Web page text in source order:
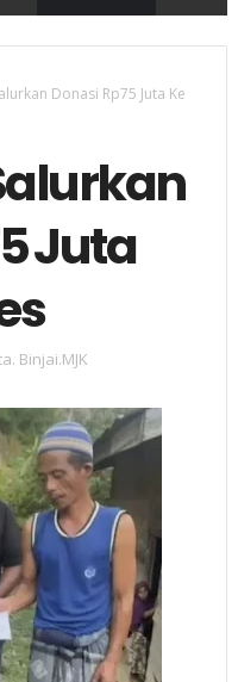
Donasi Rp75 Juta Ke
Juta
Binjai.MJK